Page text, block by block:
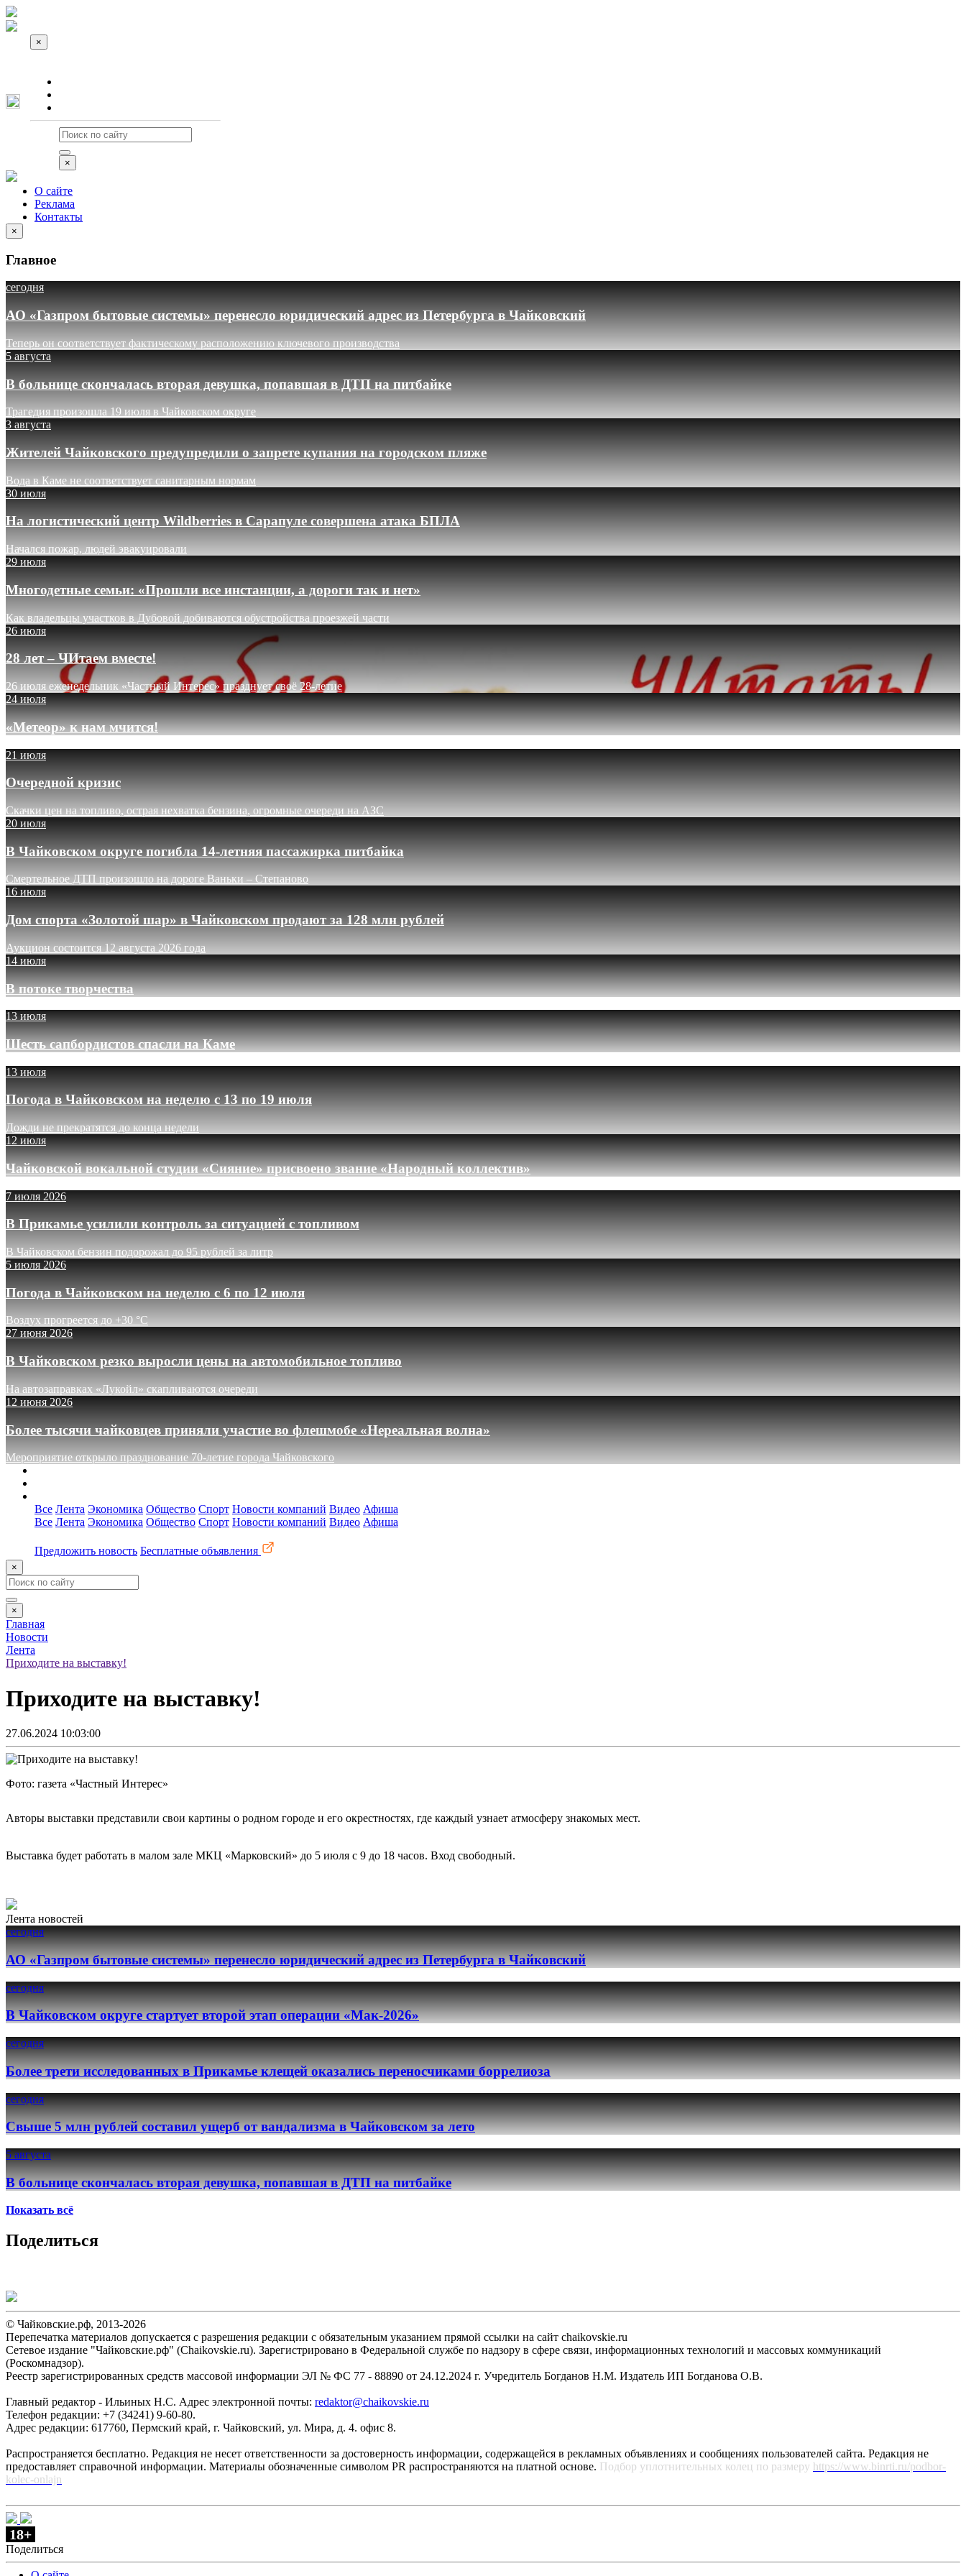
×
×
О сайте
Реклама
Контакты
×
Главное
сегодня
АО «Газпром бытовые системы» перенесло юридический адрес из Петербурга в Чайковский
Теперь он соответствует фактическому расположению ключевого производства
5 августа
В больнице скончалась вторая девушка, попавшая в ДТП на питбайке
Трагедия произошла 19 июля в Чайковском округе
3 августа
Жителей Чайковского предупредили о запрете купания на городском пляже
Вода в Каме не соответствует санитарным нормам
30 июля
На логистический центр Wildberries в Сарапуле совершена атака БПЛА
Начался пожар, людей эвакуировали
29 июля
Многодетные семьи: «Прошли все инстанции, а дороги так и нет»
Как владельцы участков в Дубовой добиваются обустройства проезжей части
26 июля
28 лет – ЧИтаем вместе!
26 июля еженедельник «Частный Интерес» празднует своё 28-летие
24 июля
«Метеор» к нам мчится!
21 июля
Очередной кризис
Скачки цен на топливо, острая нехватка бензина, огромные очереди на АЗС
20 июля
В Чайковском округе погибла 14-летняя пассажирка питбайка
Смертельное ДТП произошло на дороге Ваньки – Степаново
16 июля
Дом спорта «Золотой шар» в Чайковском продают за 128 млн рублей
Аукцион состоится 12 августа 2026 года
14 июля
В потоке творчества
13 июля
Шесть сапбордистов спасли на Каме
13 июля
Погода в Чайковском на неделю с 13 по 19 июля
Дожди не прекратятся до конца недели
12 июля
Чайковской вокальной студии «Сияние» присвоено звание «Народный коллектив»
7 июля 2026
В Прикамье усилили контроль за ситуацией с топливом
В Чайковском бензин подорожал до 95 рублей за литр
5 июля 2026
Погода в Чайковском на неделю с 6 по 12 июля
Воздух прогреется до +30 °C
27 июня 2026
В Чайковском резко выросли цены на автомобильное топливо
На автозаправках «Лукойл» скапливаются очереди
12 июня 2026
Более тысячи чайковцев приняли участие во флешмобе «Нереальная волна»
Мероприятие открыло празднование 70-летие города Чайковского
Все Лента Экономика Общество Спорт Новости компаний Видео Афиша
Все Лента Экономика Общество Спорт Новости компаний Видео Афиша
Предложить новость Бесплатные объявления
×
×
Главная
Новости
Лента
Приходите на выставку!
Приходите на выставку!
27.06.2024 10:03:00
Фото: газета «Частный Интерес»
Авторы выставки представили свои картины о родном городе и его окрестностях, где каждый узнает атмосферу знакомых мест.
Выставка будет работать в малом зале МКЦ «Марковский» до 5 июля с 9 до 18 часов. Вход свободный.
Лента новостей
сегодня
АО «Газпром бытовые системы» перенесло юридический адрес из Петербурга в Чайковский
сегодня
В Чайковском округе стартует второй этап операции «Мак-2026»
сегодня
Более трети исследованных в Прикамье клещей оказались переносчиками боррелиоза
сегодня
Свыше 5 млн рублей составил ущерб от вандализма в Чайковском за лето
5 августа
В больнице скончалась вторая девушка, попавшая в ДТП на питбайке
Показать всё
Поделиться
© Чайковские.рф, 2013-2026
Перепечатка материалов допускается с разрешения редакции с обязательным указанием прямой ссылки на сайт chaikovskie.ru
Сетевое издание "Чайковские.рф" (Chaikovskie.ru). Зарегистрировано в Федеральной службе по надзору в сфере связи, информационных технологий и массовых коммуникаций
(Роскомнадзор).
Реестр зарегистрированных средств массовой информации ЭЛ № ФС 77 - 88890 от 24.12.2024 г. Учредитель Богданов Н.М. Издатель ИП Богданова О.В.
Главный редактор - Ильиных Н.С. Адрес электронной почты: redaktor@chaikovskie.ru
Телефон редакции: +7 (34241) 9-60-80.
Адрес редакции: 617760, Пермский край, г. Чайковский, ул. Мира, д. 4. офис 8.
Распространяется бесплатно. Редакция не несет ответственности за достоверность информации, содержащейся в рекламных объявлениях и сообщениях пользователей сайта. Редакция не
предоставляет справочной информации. Материалы обозначенные символом PR распространяются на платной основе. Подбор уплотнительных колец по размеру https://www.binrti.ru/podbor-
kolec-onlajn
18+
Поделиться